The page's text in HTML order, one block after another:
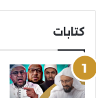
كتابات